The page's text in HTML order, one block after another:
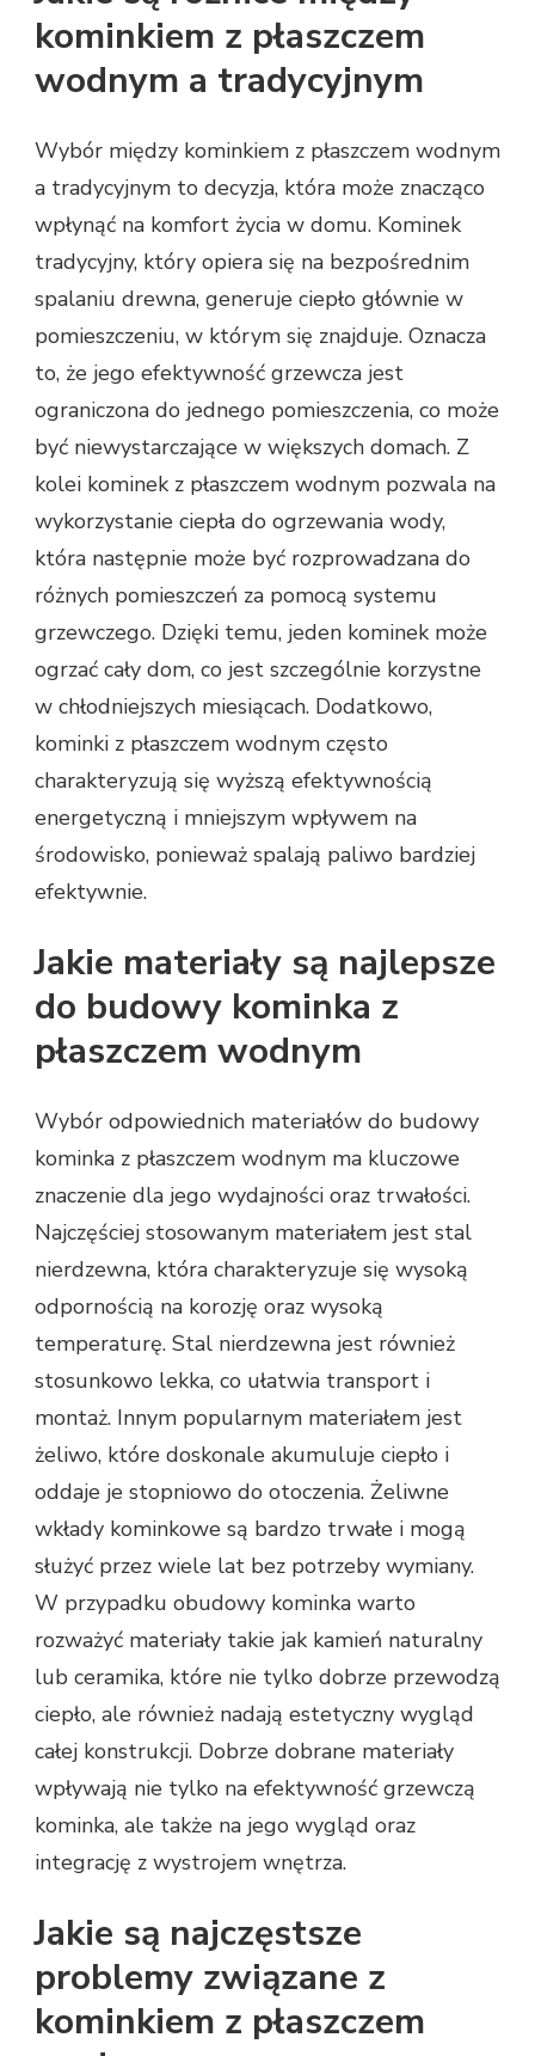
kominkiem z płaszczem
wodnym a tradycyjnym
Wybór między kominkiem z płaszczem wodnym
a tradycyjnym to decyzja, która może znacząco
wpłynąć na komfort życia w domu. Kominek
tradycyjny, który opiera się na bezpośrednim
spalaniu drewna, generuje ciepło głównie w
pomieszczeniu, w którym się znajduje. Oznacza
to, że jego efektywność grzewcza jest
ograniczona do jednego pomieszczenia, co może
być niewystarczające w większych domach. Z
kolei kominek z płaszczem wodnym pozwala na
wykorzystanie ciepła do ogrzewania wody,
która następnie może być rozprowadzana do
różnych pomieszczeń za pomocą systemu
grzewczego. Dzięki temu, jeden kominek może
ogrzać cały dom, co jest szczególnie korzystne
w chłodniejszych miesiącach. Dodatkowo,
kominki z płaszczem wodnym często
charakteryzują się wyższą efektywnością
energetyczną i mniejszym wpływem na
środowisko, ponieważ spalają paliwo bardziej
efektywnie.
Jakie materiały są najlepsze
do budowy kominka z
płaszczem wodnym
Wybór odpowiednich materiałów do budowy
kominka z płaszczem wodnym ma kluczowe
znaczenie dla jego wydajności oraz trwałości.
Najczęściej stosowanym materiałem jest stal
nierdzewna, która charakteryzuje się wysoką
odpornością na korozję oraz wysoką
temperaturę. Stal nierdzewna jest również
stosunkowo lekka, co ułatwia transport i
montaż. Innym popularnym materiałem jest
żeliwo, które doskonale akumuluje ciepło i
oddaje je stopniowo do otoczenia. Żeliwne
wkłady kominkowe są bardzo trwałe i mogą
służyć przez wiele lat bez potrzeby wymiany.
W przypadku obudowy kominka warto
rozważyć materiały takie jak kamień naturalny
lub ceramika, które nie tylko dobrze przewodzą
ciepło, ale również nadają estetyczny wygląd
całej konstrukcji. Dobrze dobrane materiały
wpływają nie tylko na efektywność grzewczą
kominka, ale także na jego wygląd oraz
integrację z wystrojem wnętrza.
Jakie są najczęstsze
problemy związane z
kominkiem z płaszczem